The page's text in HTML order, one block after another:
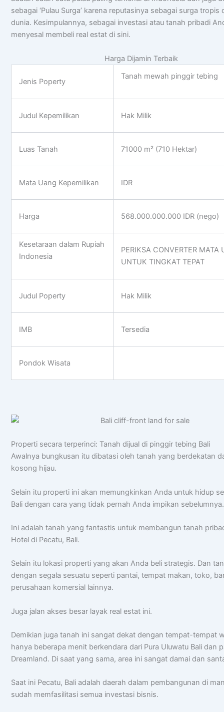
sebagai ‘Pulau Surga’ karena reputasinya sebagai surga tropis
dunia. Kesimpulannya, sebagai investasi atau tanah pribadi
menyesal membeli real estat di sini.
Harga Dijamin Terbaik
Jenis Poperty
Tanah mewah pinggir tebing
Judul Kepemilikan Hak Milik
Luas Tanah 71000 m² (710 Hektar)
Mata Uang Kepemilikan IDR
Harga 568.000.000.000 IDR (nego)
Kesetaraan dalam Rupiah
Indonesia
PERIKSA CONVERTER MATA
UNTUK TINGKAT TEPAT
Judul Poperty Hak Milik
IMB Tersedia
Pondok Wisata
Properti secara terperinci: Tanah dijual di pinggir tebing Bali
Awalnya bungkusan itu dibatasi oleh tanah yang berdekatan
kosong hijau.
Selain itu properti ini akan memungkinkan Anda untuk hidup
Bali dengan cara yang tidak pernah Anda impikan sebelumnya.
Ini adalah tanah yang fantastis untuk membangun tanah
Hotel di Pecatu, Bali.
Selain itu lokasi properti yang akan Anda beli strategis. Dan
dengan segala sesuatu seperti pantai, tempat makan, toko,
perusahaan komersial lainnya.
Juga jalan akses besar layak real estat ini.
Demikian juga tanah ini sangat dekat dengan tempat-tempat
hanya beberapa menit berkendara dari Pura Uluwatu Bali dan
Dreamland. Di saat yang sama, area ini sangat damai dan
Saat ini Pecatu, Bali adalah daerah dalam pembangunan di
sudah memfasilitasi semua investasi bisnis.